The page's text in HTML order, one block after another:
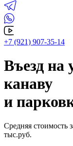
+7 (921) 907-35-14
Въезд на
канаву
и
Средняя стоимость
тыс.руб.